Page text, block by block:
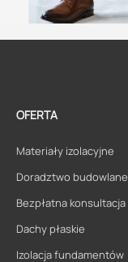
OFERTA
Materiały izolacyjne
Doradztwo budowlane
Bezpłatna konsultacja
Dachy płaskie
Izolacja fundamentów